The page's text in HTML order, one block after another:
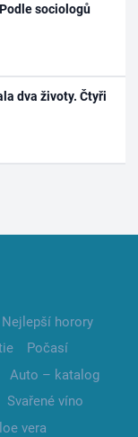
sociologů
dva životy. Čtyři
Nejlepší horory
Počasí
Auto – katalog
Svařené víno
vera